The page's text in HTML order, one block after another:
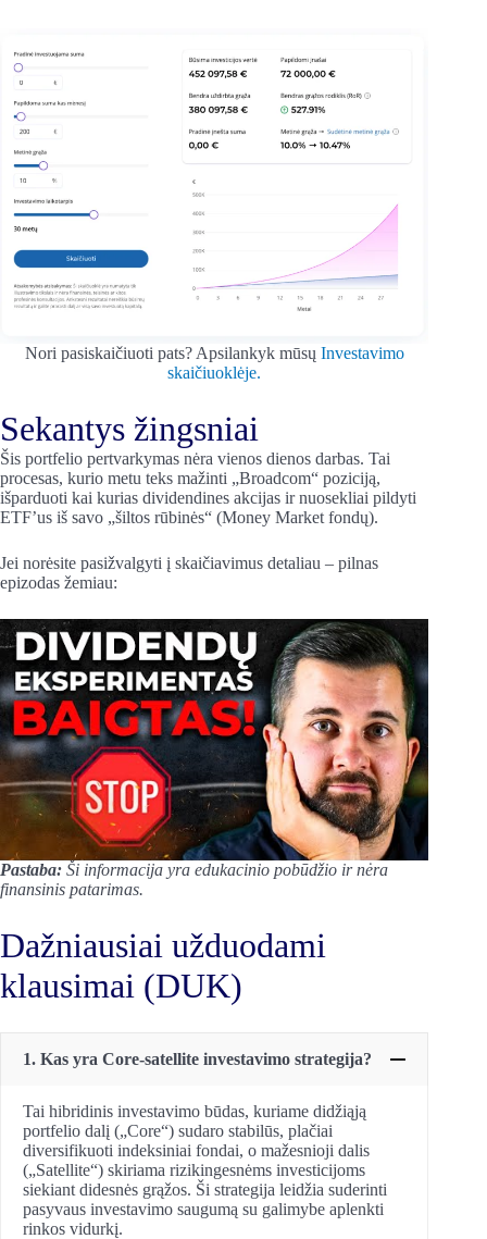
Nori pasiskaičiuoti pats? Apsilankyk mūsų Investavimo
skaičiuoklėje.
Sekantys žingsniai
Šis portfelio pertvarkymas nėra vienos dienos darbas. Tai
procesas, kurio metu teks mažinti „Broadcom“ poziciją,
išparduoti kai kurias dividendines akcijas ir nuosekliai pildyti
ETF’us iš savo „šiltos rūbinės“ (Money Market fondų).
Jei norėsite pasižvalgyti į skaičiavimus detaliau – pilnas
epizodas žemiau:
Pastaba: Ši informacija yra edukacinio pobūdžio ir nėra
finansinis patarimas.
Dažniausiai užduodami
klausimai (DUK)
1. Kas yra Core-satellite investavimo strategija?
Tai hibridinis investavimo būdas, kuriame didžiąją
portfelio dalį („Core“) sudaro stabilūs, plačiai
diversifikuoti indeksiniai fondai, o mažesnioji dalis
(„Satellite“) skiriama rizikingesnėms investicijoms
siekiant didesnės grąžos. Ši strategija leidžia suderinti
pasyvaus investavimo saugumą su galimybe aplenkti
rinkos vidurkį.